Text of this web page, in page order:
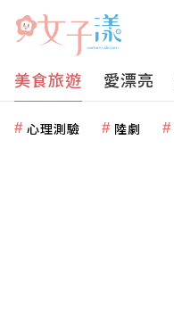
美食旅遊 愛漂亮
心理測驗 陸劇